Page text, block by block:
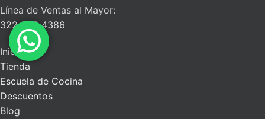
Línea de Ventas al Mayor:
322 663 4386
Inicio
Tienda
Escuela de Cocina
Descuentos
Blog